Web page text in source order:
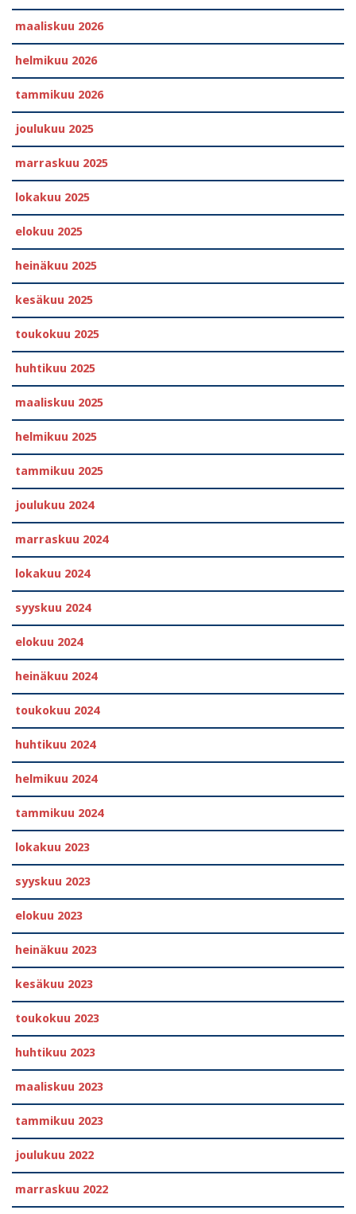
maaliskuu 2026
helmikuu 2026
tammikuu 2026
joulukuu 2025
marraskuu 2025
lokakuu 2025
elokuu 2025
heinäkuu 2025
kesäkuu 2025
toukokuu 2025
huhtikuu 2025
maaliskuu 2025
helmikuu 2025
tammikuu 2025
joulukuu 2024
marraskuu 2024
lokakuu 2024
syyskuu 2024
elokuu 2024
heinäkuu 2024
toukokuu 2024
huhtikuu 2024
helmikuu 2024
tammikuu 2024
lokakuu 2023
syyskuu 2023
elokuu 2023
heinäkuu 2023
kesäkuu 2023
toukokuu 2023
huhtikuu 2023
maaliskuu 2023
tammikuu 2023
joulukuu 2022
marraskuu 2022